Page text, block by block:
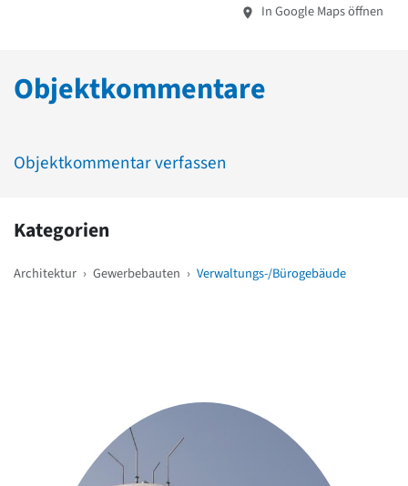
In Google Maps öffnen
Objektkommentare
Objektkommentar verfassen
Kategorien
Architektur › Gewerbebauten › Verwaltungs-/Bürogebäude